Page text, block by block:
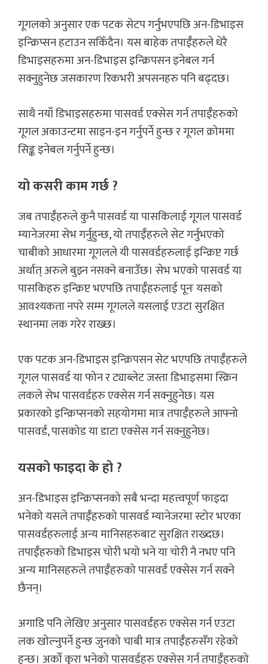
गूगलको अनुसार एक पटक सेटप गर्नुभएपछि अन-डिभाइस
इन्क्रिप्सन हटाउन सकिँदैन। यस बाहेक तपाईँहरुले धेरै
डिभाइसहरुमा अन-डिभाइस इन्क्रिपसन इनेबल गर्न
सक्नुहुनेछ जसकारण रिकभरी अपसनहरु पनि बढ्दछ।
साथै नयाँ डिभाइसहरुमा पासवर्ड एक्सेस गर्न तपाईँहरुको
गूगल अकाउन्टमा साइन-इन गर्नुपर्ने हुन्छ र गूगल क्रोममा
सिङ्क इनेबल गर्नुपर्ने हुन्छ।
यो कसरी काम गर्छ ?
जब तपाईँहरुले कुनै पासवर्ड या पासकिलाई गूगल पासवर्ड
म्यानेजरमा सेभ गर्नुहुन्छ, यो तपाईँहरुले सेट गर्नुभएको
चाबीको आधारमा गूगलले यी पासवर्डहरुलाई इन्क्रिप्ट गर्छ
अर्थात् अरुले बुझ्न नसक्ने बनाउँछ। सेभ भएकाे पासवर्ड या
पासकिहरु इन्क्रिप्ट भएपछि तपाईँहरुलाई पूनः यसको
आवश्यकता नपरे सम्म गूगलले यसलाई एउटा सुरक्षित
स्थानमा लक गरेर राख्छ।
एक पटक अन-डिभाइस इन्क्रिपसन सेट भएपछि तपाईँहरुले
गूगल पासवर्ड या फोन र ट्याब्लेट जस्ता डिभाइसमा स्क्रिन
लकले सेभ पासवर्डहरु एक्सेस गर्न सक्नुहुनेछ। यस
प्रकारको इन्क्रिप्सनको सहयोगमा मात्र तपाईँहरुले आफ्नो
पासवर्ड, पासकोड या डाटा एक्सेस गर्न सक्नुहुनेछ।
यसको फाइदा के हो ?
अन-डिभाइस इन्क्रिप्सनको सबै भन्दा महत्त्वपूर्ण फाइदा
भनेको यसले तपाईँहरुको पासवर्ड म्यानेजरमा स्टोर भएका
पासवर्डहरुलाई अन्य मानिसहरुबाट सुरक्षित राख्दछ।
तपाईँहरुको डिभाइस चोरी भयो भने या चोरी नै नभए पनि
अन्य मानिसहरुले तपाईँहरुको पासवर्ड एक्सेस गर्न सक्ने
छैनन्।
अगाडि पनि लेखिए अनुसार पासवर्डहरु एक्सेस गर्न एउटा
लक खोल्नुपर्ने हुन्छ जुनको चाबी मात्र तपाईँहरुसँग रहेको
हुन्छ। अर्को कुरा भनेको पासवर्डहरु एक्सेस गर्न तपाईँहरुको